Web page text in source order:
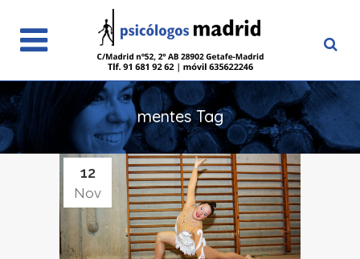
mentes Tag
12
Nov